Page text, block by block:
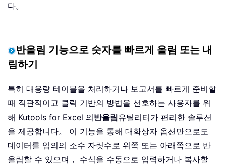
다。
반올림 기능으로 숫자를 빠르게 올림 또는 내
림하기
특히 대용량 테이블을 처리하거나 보고서를 빠르게 준비할
때 직관적이고 클릭 기반의 방법을 선호하는 사용자를 위
해 Kutools for Excel 의반올림유틸리티가 편리한 솔루션
을 제공합니다。 이 기능을 통해 대화상자 옵션만으로도
데이터를 임의의 소수 자릿수로 위쪽 또는 아래쪽으로 반
올림할 수 있으며， 수식을 수동으로 입력하거나 복사할